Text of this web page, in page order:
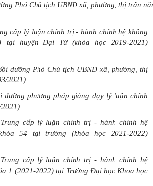
Phó Chủ tịch UBND xã, phường, thị trấn
cấp lý luận chính trị - hành chính hệ không
tại huyện Đại Từ (khóa học 2019-2021)
dưỡng Phó Chủ tịch UBND xã, phường, thị
2021)
dưỡng phương pháp giảng dạy lý luận chính
cấp lý luận chính trị - hành chính hệ
54 tại trường (khóa học 2021-2022)
cấp lý luận chính trị - hành chính hệ
1 (2021-2022) tại Trường Đại học Khoa học